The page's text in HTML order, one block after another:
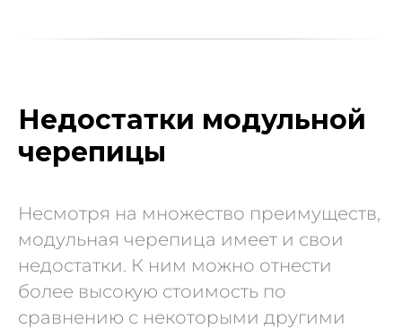
Недостатки модульной
черепицы
Несмотря на множество преимуществ,
модульная черепица имеет и свои
недостатки. К ним можно отнести
более высокую стоимость по
сравнению с некоторыми другими